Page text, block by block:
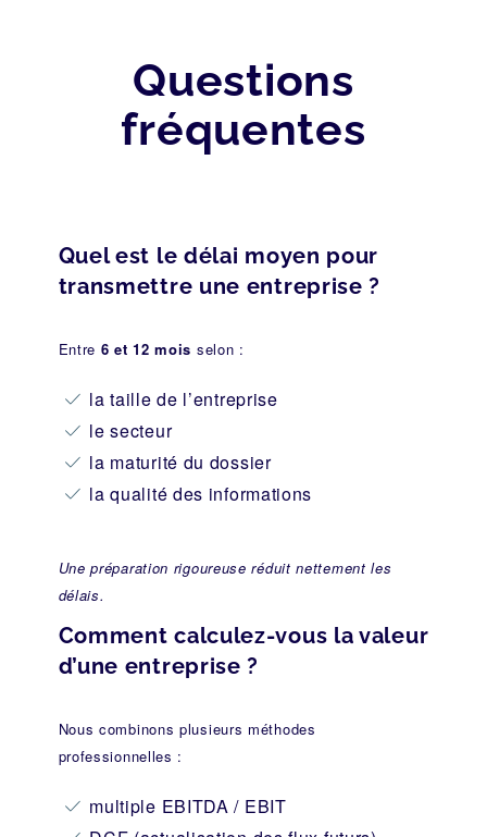
Questions
fréquentes
Quel est le délai moyen pour
transmettre une entreprise ?
Entre 6 et 12 mois selon :
la taille de l’entreprise
le secteur
la maturité du dossier
la qualité des informations
Une préparation rigoureuse réduit nettement les
délais.
Comment calculez-vous la valeur
d’une entreprise ?
Nous combinons plusieurs méthodes
professionnelles :
multiple EBITDA / EBIT